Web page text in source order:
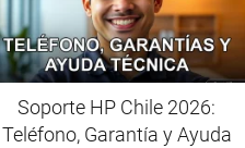
Soporte HP Chile 2026:
Teléfono, Garantía y Ayuda